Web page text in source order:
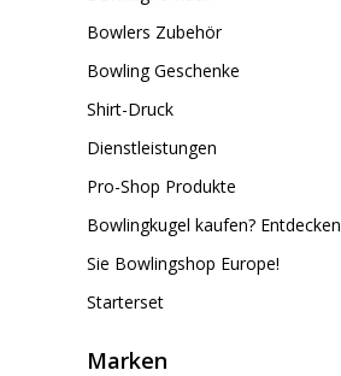
Bowlers Zubehör
Bowling Geschenke
Shirt-Druck
Dienstleistungen
Pro-Shop Produkte
Bowlingkugel kaufen? Entdecken
Sie Bowlingshop Europe!
Starterset
Marken